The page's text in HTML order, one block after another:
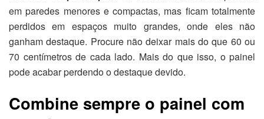
em paredes menores e compactas, mas ficam totalmente
perdidos em espaços muito grandes, onde eles não
ganham destaque. Procure não deixar mais do que 60 ou
70 centímetros de cada lado. Mais do que isso, o painel
pode acabar perdendo o destaque devido.
Combine sempre o painel com